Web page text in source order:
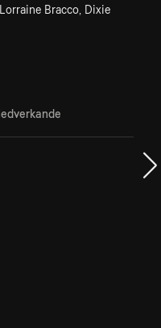
Bracco, Dixie